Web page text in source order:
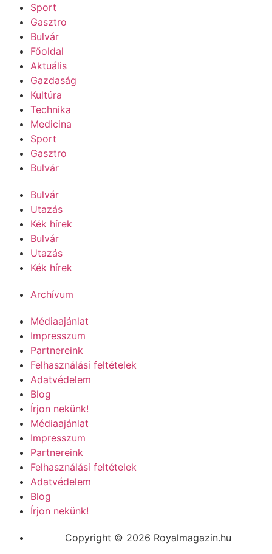
Sport
Gasztro
Bulvár
Főoldal
Aktuális
Gazdaság
Kultúra
Technika
Medicina
Sport
Gasztro
Bulvár
Bulvár
Utazás
Kék hírek
Bulvár
Utazás
Kék hírek
Archívum
Médiaajánlat
Impresszum
Partnereink
Felhasználási feltételek
Adatvédelem
Blog
Írjon nekünk!
Médiaajánlat
Impresszum
Partnereink
Felhasználási feltételek
Adatvédelem
Blog
Írjon nekünk!
Copyright © 2026 Royalmagazin.hu